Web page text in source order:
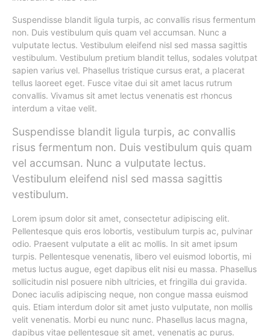
Suspendisse blandit ligula turpis, ac convallis risus fermentum
non. Duis vestibulum quis quam vel accumsan. Nunc a
vulputate lectus. Vestibulum eleifend nisl sed massa sagittis
vestibulum. Vestibulum pretium blandit tellus, sodales volutpat
sapien varius vel. Phasellus tristique cursus erat, a placerat
tellus laoreet eget. Fusce vitae dui sit amet lacus rutrum
convallis. Vivamus sit amet lectus venenatis est rhoncus
interdum a vitae velit.
Suspendisse blandit ligula turpis, ac convallis
risus fermentum non. Duis vestibulum quis quam
vel accumsan. Nunc a vulputate lectus.
Vestibulum eleifend nisl sed massa sagittis
vestibulum.
Lorem ipsum dolor sit amet, consectetur adipiscing elit.
Pellentesque quis eros lobortis, vestibulum turpis ac, pulvinar
odio. Praesent vulputate a elit ac mollis. In sit amet ipsum
turpis. Pellentesque venenatis, libero vel euismod lobortis, mi
metus luctus augue, eget dapibus elit nisi eu massa. Phasellus
sollicitudin nisl posuere nibh ultricies, et fringilla dui gravida.
Donec iaculis adipiscing neque, non congue massa euismod
quis. Etiam interdum dolor sit amet justo vulputate, non mollis
velit venenatis. Morbi eu nunc nunc. Phasellus lacus magna,
dapibus vitae pellentesque sit amet, venenatis ac purus.